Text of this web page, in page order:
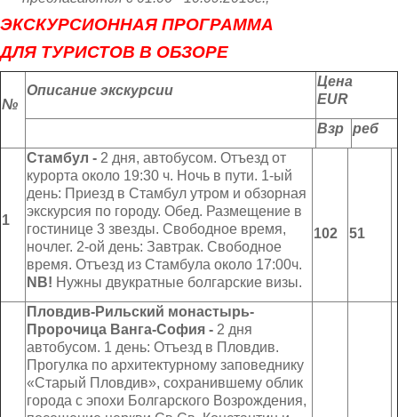
ЭКСКУРСИОННАЯ ПРОГРАММА
ДЛЯ ТУРИСТОВ В ОБЗОРЕ
№
Описание экскурсии
Цена
EUR
Взр реб
1
Стамбул - 2 дня, автобусом. Отъезд от
курорта около 19:30 ч. Ночь в пути. 1-ый
день: Приезд в Стамбул утром и обзорная
экскурсия по городу. Обед. Размещение в
гостинице 3 звезды. Свободное время,
ночлег. 2-ой день: Завтрак. Свободное
время. Отъезд из Стамбула около 17:00ч.
NB! Нужны двукратные болгарские визы.
102 51
Пловдив-Рильский монастырь-
Пророчица Ванга-София - 2 дня
автобусом. 1 день: Отъезд в Пловдив.
Прогулка по архитектурному заповеднику
«Старый Пловдив», сохранившему облик
города с эпохи Болгарского Возрождения,